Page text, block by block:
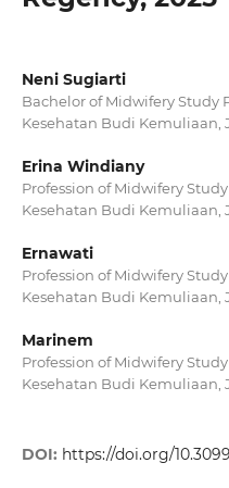
Neni Sugiarti
Bachelor of Midwifery Study
Kesehatan Budi Kemuliaan,
Erina Windiany
Profession of Midwifery
Kesehatan Budi Kemuliaan,
Ernawati
Profession of Midwifery
Kesehatan Budi Kemuliaan,
Marinem
Profession of Midwifery
Kesehatan Budi Kemuliaan,
DOI: https://doi.org/